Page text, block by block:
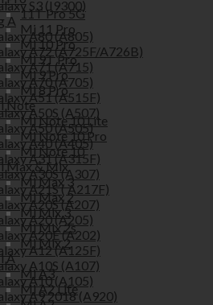
11T Pro 5G
Mi 11 Pro
Mi 10 Pro
Mi 9T Pro
Mi 9 Pro
Mi 8 Pro
Note
Mi Note 10 Lite
Mi Note 10 Pro
Mi Note 10
Max & Mix
Mi Max 3
Mi Max 2
Mi Mix 3
Mi Mix 2s
Mi Mix 2
A
Mi A3
Mi A2 Lite
S3 (I9300)
A
A80 (A805)
A72 (A725F/A726B)
A71 (A715)
A70 (A705)
A51 (A515F)
A50S (A507)
A50 (A505)
A40 (A405)
A31 (A315F)
A30S (A307)
A21S ( A217F)
A20S (A207)
A20 (A205)
A20E (A202)
A12 (A125F)
A10S (A107)
A10 (A105)
A9 2018 (A920)